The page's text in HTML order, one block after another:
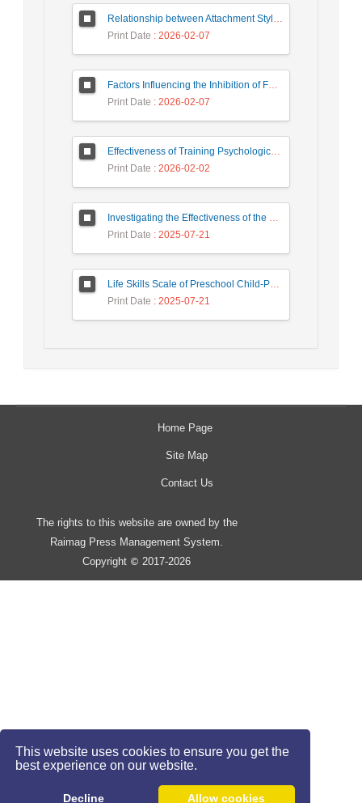
This website uses cookies to ensure you get the
best experience on our website.
Decline Allow cookies
Relationship between Attachment Styles and Risky Behaviors of Adolescents: The Mediating Role of Cognitive Emotion Regulation in Adolescents
Print Date : 2026-02-07
Factors Influencing the Inhibition of Forgiveness of Infidelity in Traumatized Men and Women
Print Date : 2026-02-07
Effectiveness of Training Psychological Capital with the Intervention Model of Luthans on the Psychological Capital of the Experts Working in an Industrial Organization
Print Date : 2026-02-02
Investigating the Effectiveness of the Love City Game on Sexual Anxiety in Couples
Print Date : 2025-07-21
Life Skills Scale of Preschool Child-Parent Report (LSS-PPR): Development and Preliminary Psychometric Evaluation
Print Date : 2025-07-21
Home Page
Site Map
Contact Us
The rights to this website are owned by the
Raimag Press Management System.
Copyright © 2017-2026